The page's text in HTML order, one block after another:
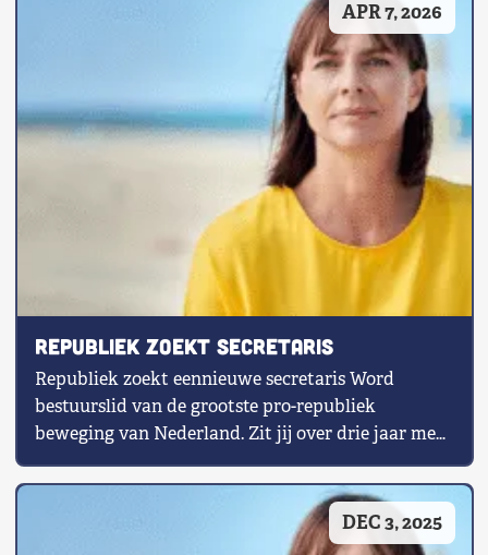
Voor leden
APR 7, 2026
Republiek zoekt Secretaris
Republiek zoekt eennieuwe secretaris Word
bestuurslid van de grootste pro-republiek
beweging van Nederland. Zit jij over drie jaar mee
aan […]
DEC 3, 2025